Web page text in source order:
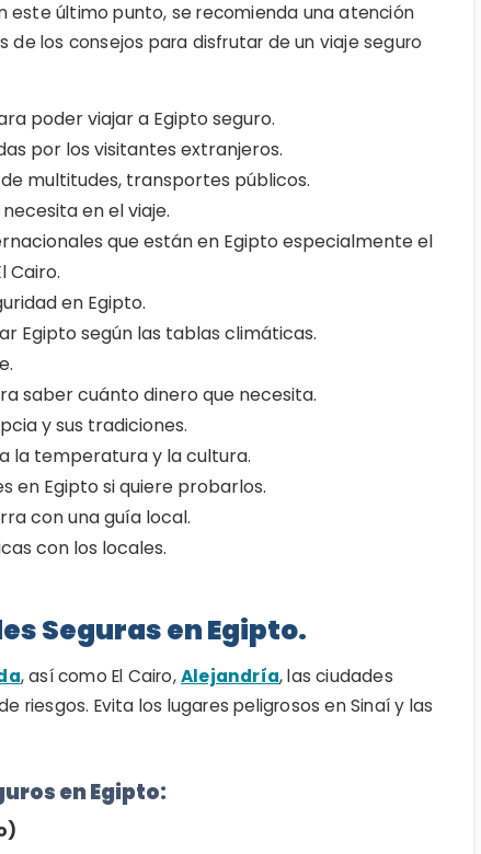
este último punto, se recomienda una atención
de los consejos para disfrutar de un viaje seguro
poder viajar a Egipto seguro.
por los visitantes extranjeros.
multitudes, transportes públicos.
en el viaje.
que están en Egipto especialmente el
Cairo.
en Egipto.
Egipto según las tablas climáticas.
saber cuánto dinero que necesita.
y sus tradiciones.
la temperatura y la cultura.
en Egipto si quiere probarlos.
con una guía local.
con los locales.
Seguras en Egipto.
, así como El Cairo,Alejandría, las ciudades
riesgos. Evita los lugares peligrosos en Sinaí y las
en Egipto: